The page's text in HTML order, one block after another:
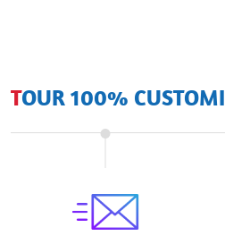
TOUR 100%